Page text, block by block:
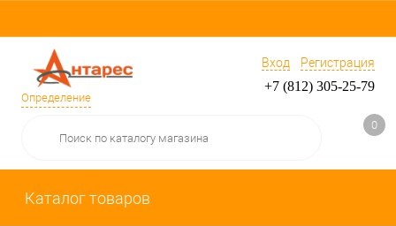
Определение
Вход Регистрация
+7 (812) 305-25-79
0
Каталог товаров